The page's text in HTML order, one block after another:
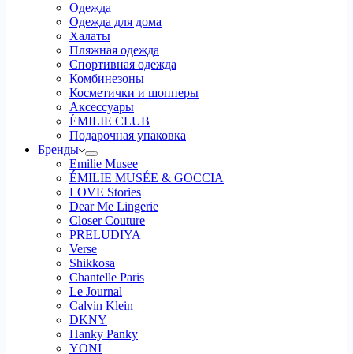
Одежда
Одежда для дома
Халаты
Пляжная одежда
Спортивная одежда
Комбинезоны
Косметички и шопперы
Аксессуары
ÉMILIE CLUB
Подарочная упаковка
Бренды
Emilie Musee
ÉMILIE MUSÉE & GOCCIA
LOVE Stories
Dear Me Lingerie
Closer Couture
PRELUDIYA
Verse
Shikkosa
Chantelle Paris
Le Journal
Calvin Klein
DKNY
Hanky Panky
YONI